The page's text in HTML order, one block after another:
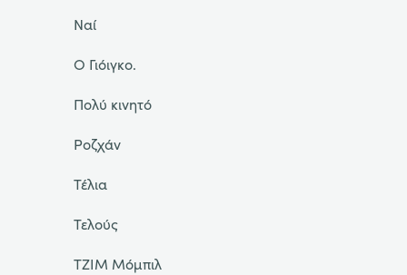
Ναί
Ο Γιόιγκο.
Πολύ κινητό
Ροζχάν
Τέλια
Τελούς
ΤΖΙΜ Μόμπιλ